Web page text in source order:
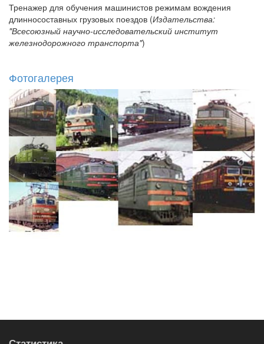
Тренажер для обучения машинистов режимам вождения
длинносоставных грузовых поездов (Издательства:
"Всесоюзный научно-исследовательский институт
железнодорожного транспорта")
Фотогалерея